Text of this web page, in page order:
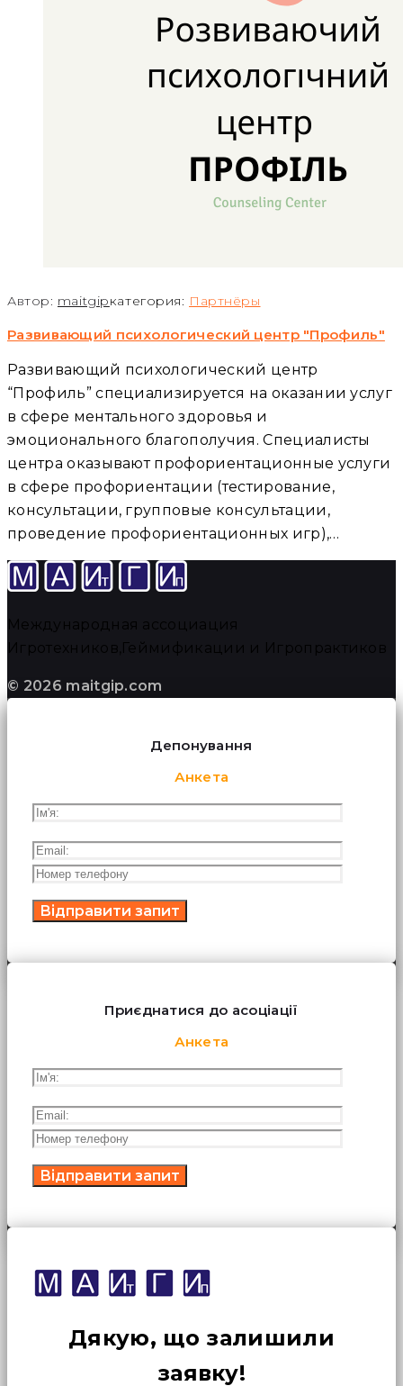
Автор: maitgipкатегория: Партнёры
Развивающий психологический центр "Профиль"
Развивающий психологический центр
“Профиль” специализируется на оказании услуг
в сфере ментального здоровья и
эмоционального благополучия. Специалисты
центра оказывают профориентационные услуги
в сфере профориентации (тестирование,
консультации, групповые консультации,
проведение профориентационных игр),…
Международная ассоциация
Игротехников,Геймификации и Игропрактиков
© 2026 maitgip.com
Депонування
Анкета
Приєднатися до асоціації
Анкета
Дякую, що залишили
заявку!